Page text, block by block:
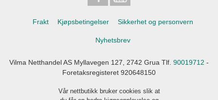
Frakt Kjøpsbetingelser Sikkerhet og personvern
Nyhetsbrev
Vilma Netthandel AS Myllavegen 127, 2742 Grua Tlf. 90019712 -
Foretaksregisteret 920648150
Vår nettbutikk bruker cookies slik at